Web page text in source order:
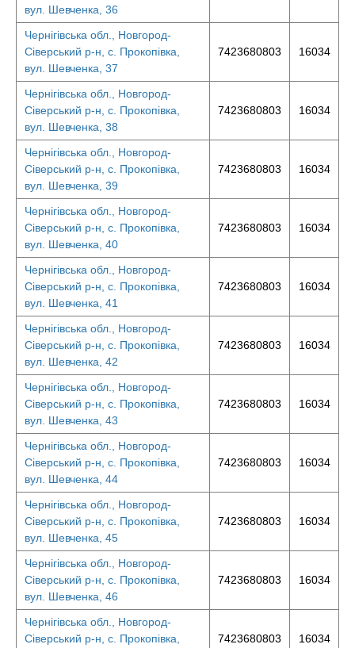
вул. Шевченка, 36
Чернігівська обл., Новгород-
Сіверський р-н, с. Прокопівка,
вул. Шевченка, 37
7423680803 16034
Чернігівська обл., Новгород-
Сіверський р-н, с. Прокопівка,
вул. Шевченка, 38
7423680803 16034
Чернігівська обл., Новгород-
Сіверський р-н, с. Прокопівка,
вул. Шевченка, 39
7423680803 16034
Чернігівська обл., Новгород-
Сіверський р-н, с. Прокопівка,
вул. Шевченка, 40
7423680803 16034
Чернігівська обл., Новгород-
Сіверський р-н, с. Прокопівка,
вул. Шевченка, 41
7423680803 16034
Чернігівська обл., Новгород-
Сіверський р-н, с. Прокопівка,
вул. Шевченка, 42
7423680803 16034
Чернігівська обл., Новгород-
Сіверський р-н, с. Прокопівка,
вул. Шевченка, 43
7423680803 16034
Чернігівська обл., Новгород-
Сіверський р-н, с. Прокопівка,
вул. Шевченка, 44
7423680803 16034
Чернігівська обл., Новгород-
Сіверський р-н, с. Прокопівка,
вул. Шевченка, 45
7423680803 16034
Чернігівська обл., Новгород-
Сіверський р-н, с. Прокопівка,
вул. Шевченка, 46
7423680803 16034
Чернігівська обл., Новгород-
Сіверський р-н, с. Прокопівка,
7423680803 16034